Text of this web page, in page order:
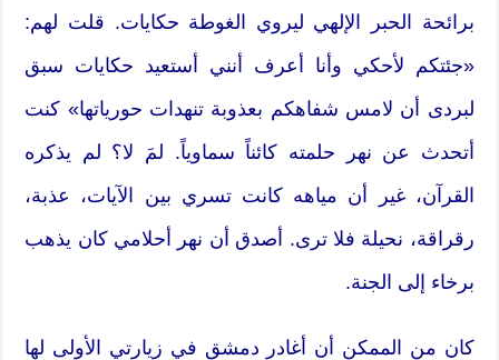
برائحة الحبر الإلهي ليروي الغوطة حكايات. قلت لهم:
«جئتكم لأحكي وأنا أعرف أنني أستعيد حكايات سبق
لبردى أن لامس شفاهكم بعذوبة تنهدات حورياتها» كنت
أتحدث عن نهر حلمته كائناً سماوياً. لمَ لا؟ لم يذكره
القرآن، غير أن مياهه كانت تسري بين الآيات، عذبة،
رقراقة، نحيلة فلا ترى. أصدق أن نهر أحلامي كان يذهب
برخاء إلى الجنة.
كان من الممكن أن أغادر دمشق في زيارتي الأولى لها